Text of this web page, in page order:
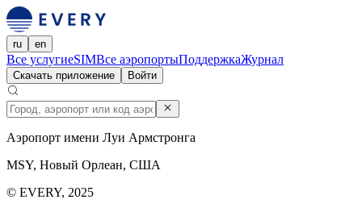
ru en
Все услугиeSIMВсе аэропортыПоддержкаЖурнал
Скачать приложение Войти
Аэропорт имени Луи Армстронга
MSY, Новый Орлеан, США
© EVERY, 2025